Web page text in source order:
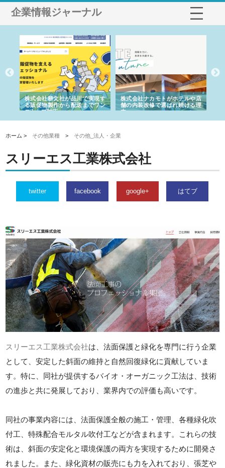
企業情報ジャーナル
株式会社耕文社が品川で実現す
る販促物製作から配送までワン
ストップ対応
株式会社ナカモトがホテルや店
舗の内装改修で選ばれ続ける理
由
ホーム > その他業種 > その他_法人・企業
スリーエス工業株式会社
twitter facebook google+ はてブ
スリーエス工業株式会社は、法面保護と緑化を専門に行う企業
として、安定した斜面の維持と自然回復緑化に貢献していま
す。特に、同社が提供するバイオ・オーガニック工法は、技術
の進歩と共に発展しており、業界内での評価も高いです。
同社の事業内容には、法面保護全般の施工・管理、各種緑化吹
付工、特殊配合モルタル吹付工などが含まれます。これらの技
術は、斜面の安定化と環境保護の両方を実現するために開発さ
れました。また、緑化資材の販売にも力を入れており、張芝や